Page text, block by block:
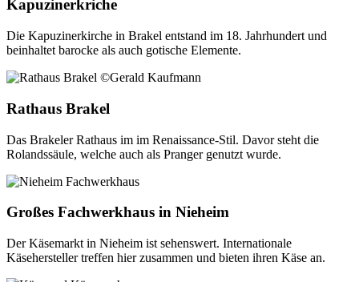
Kapuzinerkriche
Die Kapuzinerkirche in Brakel entstand im 18. Jahrhundert und
beinhaltet barocke als auch gotische Elemente.
Rathaus Brakel
Das Brakeler Rathaus im im Renaissance-Stil. Davor steht die
Rolandssäule, welche auch als Pranger genutzt wurde.
Großes Fachwerkhaus in Nieheim
Der Käsemarkt in Nieheim ist sehenswert. Internationale
Käsehersteller treffen hier zusammen und bieten ihren Käse an.